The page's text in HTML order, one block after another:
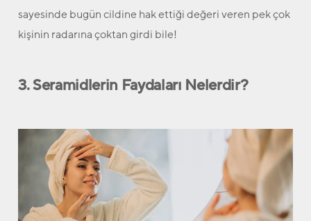
sayesinde bugün cildine hak ettiği değeri veren pek çok
kişinin radarına çoktan girdi bile!
3. Seramidlerin Faydaları Nelerdir?